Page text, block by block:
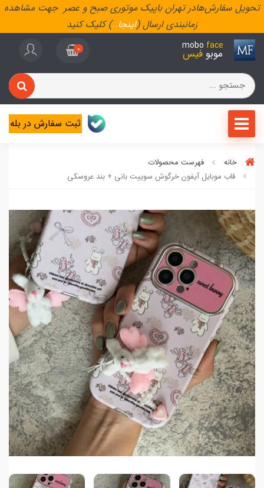
تحویل سفارش‌هادر تهران باپیک موتوری صبح و عصر جهت مشاهده
زمانبندی ارسال (اینجا..) کلیک کنید
mobo face
موبو فیس 0
ثبت سفارش در بله
خانه
فهرست محصولات
قاب موبایل آیفون خرگوش سوییت بانی + بند عروسکی